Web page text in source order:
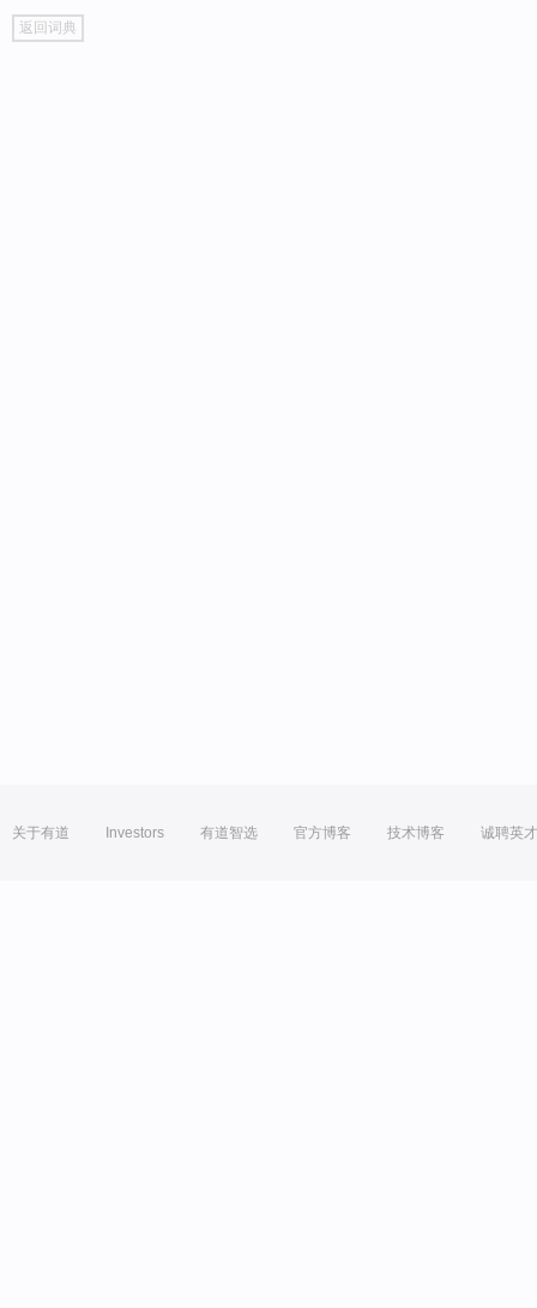
go
top
返回词典
关于有道 Investors 有道智选 官方博客 技术博客 诚聘英才